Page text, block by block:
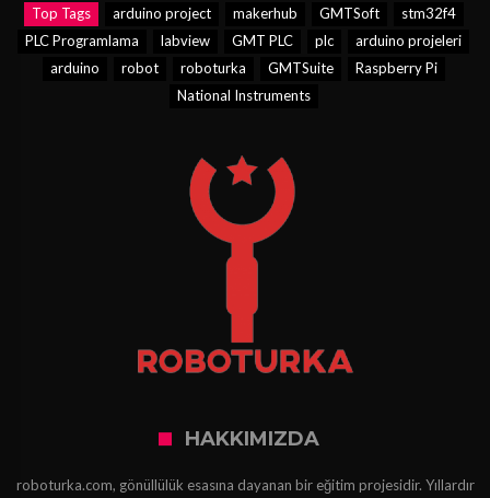
Top Tags arduino project makerhub GMTSoft
stm32f4
PLC Programlama
labview GMT PLC plc
arduino projeleri
arduino
robot roboturka GMTSuite
Raspberry Pi
National Instruments
HAKKIMIZDA
roboturka.com, gönüllülük esasına dayanan bir eğitim projesidir. Yıllardır